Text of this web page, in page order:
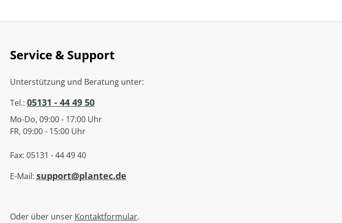
Service & Support
Unterstützung und Beratung unter:
Tel.: 05131 - 44 49 50
Mo-Do, 09:00 - 17:00 Uhr
FR, 09:00 - 15:00 Uhr
Fax: 05131 - 44 49 40
E-Mail: support@plantec.de
Oder über unser Kontaktformular.